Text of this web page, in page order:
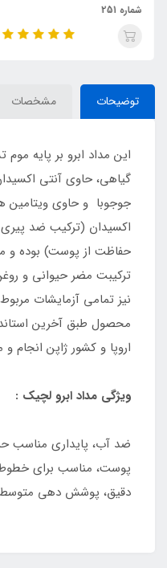
شماره 251
توضیحات مشخصات
این مداد ابرو بر پایه
گیاهی، حاوی آنتی
اکسیدان (ترکیب ضد
حفاظت از پوست) بوده و
ترکیبت مضر حیوانی و
نیز تمامی آزمایشات
محصول طبق آخرین
اروپا و کشور ژاپن انجام
ویژگی مداد ابرو لچیک :
ضد آب، پایداری مناسب
پوست، مناسب برای خطوط
دقیق، پوشش دهی